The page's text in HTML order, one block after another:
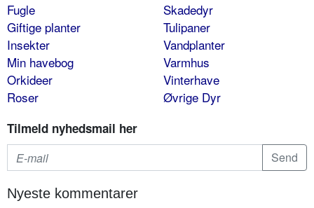
Fugle
Giftige planter
Insekter
Min havebog
Orkideer
Roser
Skadedyr
Tulipaner
Vandplanter
Varmhus
Vinterhave
Øvrige Dyr
Tilmeld nyhedsmail her
Nyeste kommentarer